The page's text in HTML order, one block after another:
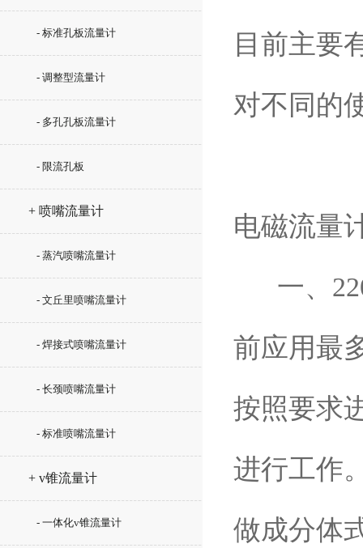
- 标准孔板流量计
- 调整型流量计
- 多孔孔板流量计
- 限流孔板
+ 喷嘴流量计
- 蒸汽喷嘴流量计
- 文丘里喷嘴流量计
- 焊接式喷嘴流量计
- 长颈喷嘴流量计
- 标准喷嘴流量计
+ v锥流量计
- 一体化v锥流量计
目前主要
对不同的
电磁流量
一、
前应用最
按照要求
进行工作
做成分体